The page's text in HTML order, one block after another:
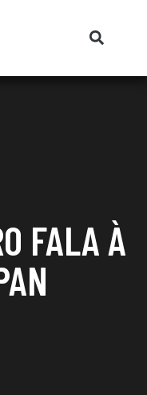
FALA À